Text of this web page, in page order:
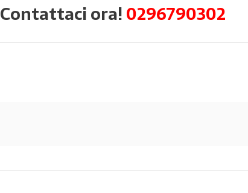
Contattaci ora!0296790302